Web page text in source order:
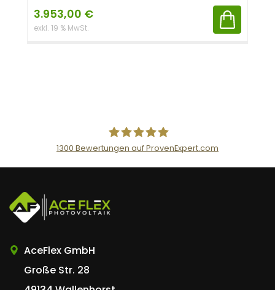
3.953,00 €
exkl. 19 % MwSt.
AceFlex GmbH
1300 Bewertungen auf ProvenExpert.com
AceFlex GmbH
Große Str. 28